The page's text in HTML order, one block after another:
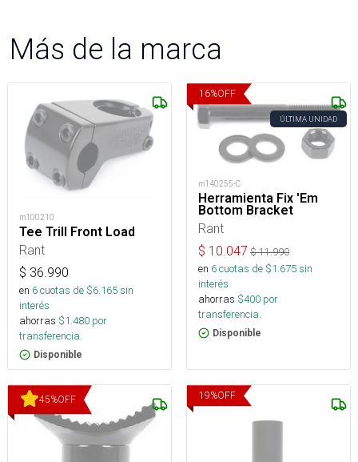
Más de la marca
m100210
Tee Trill Front Load
Rant
$ 36.990
en 6cuotas de $6.165sin
interés
ahorras $1.480 por
transferencia.
Disponible
16%OFF
ÚLTIMA UNIDAD
m140255-C
Herramienta Fix 'Em
Bottom Bracket
Rant
$ 10.047 $11.990
en 6cuotas de $1.675sin
interés
ahorras $400 por
transferencia.
Disponible
45%OFF 19%OFF